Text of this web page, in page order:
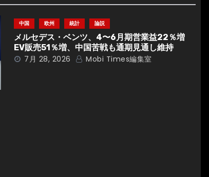
中国 欧州 統計 論説
メルセデス・ベンツ、4〜6月期営業益22％増
EV販売51％増、中国苦戦も通期見通し維持
7月 28, 2026 Mobi Times編集室